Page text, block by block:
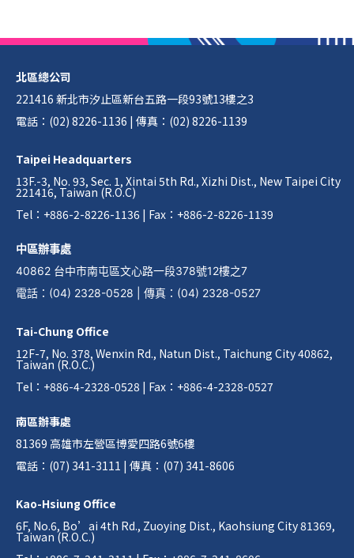
北區總公司
221416 新北市汐止區新台五路一段93號13樓之3
電話：(02) 8226-1136 | 傳真：(02) 8226-1139
Taipei Headquarters
13F.-3, No. 93, Sec. 1, Xintai 5th Rd., Xizhi Dist., New Taipei City
221416, Taiwan (R.O.C)
Tel：+886-2-8226-1136 | Fax：+886-2-8226-1139
中區辦事處
40862 台中市南屯區文心路一段378號12樓之7
電話 ： (04) 2328-0528 傳真 ： (04) 2328-0527
Tai-Chung Office
12F-7, No. 378, Wenxin Rd., Natun Dist., Taichung City 40862,
Taiwan (R.O.C.)
Tel：+886-4-2328-0528 | Fax：+886-4-2328-0527
南區辦事處
81369 高雄市左營區博愛四路6號6樓
電話：(07) 341-3111 | 傳真：(07) 341-8606
Kao-Hsiung Office
6F, No.6, Bo’ai 4th Rd., Zuoying Dist., Kaohsiung City 81369,
Taiwan (R.O.C.)